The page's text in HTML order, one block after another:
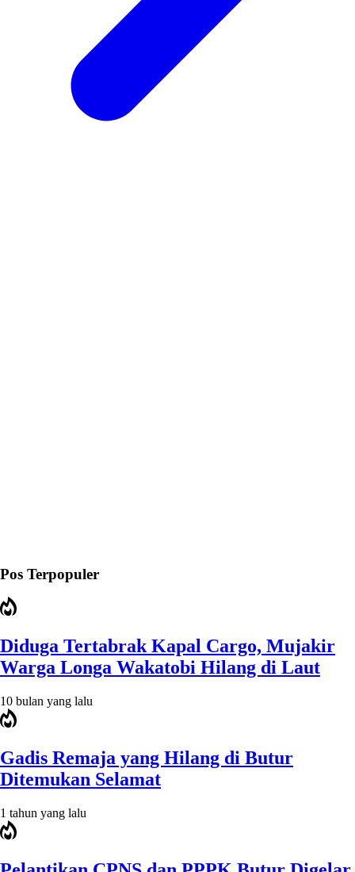
Pos Terpopuler
Diduga Tertabrak Kapal Cargo, Mujakir
Warga Longa Wakatobi Hilang di Laut
10 bulan yang lalu
Gadis Remaja yang Hilang di Butur
Ditemukan Selamat
1 tahun yang lalu